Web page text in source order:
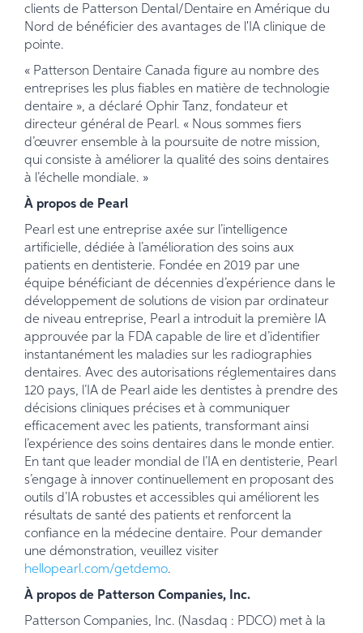
clients de Patterson Dental/Dentaire en Amérique du
Nord de bénéficier des avantages de l'IA clinique de
pointe.
« Patterson Dentaire Canada figure au nombre des
entreprises les plus fiables en matière de technologie
dentaire », a déclaré Ophir Tanz, fondateur et
directeur général de Pearl. « Nous sommes fiers
d’œuvrer ensemble à la poursuite de notre mission,
qui consiste à améliorer la qualité des soins dentaires
à l’échelle mondiale. »
À propos de Pearl
Pearl est une entreprise axée sur l’intelligence
artificielle, dédiée à l’amélioration des soins aux
patients en dentisterie. Fondée en 2019 par une
équipe bénéficiant de décennies d’expérience dans le
développement de solutions de vision par ordinateur
de niveau entreprise, Pearl a introduit la première IA
approuvée par la FDA capable de lire et d’identifier
instantanément les maladies sur les radiographies
dentaires. Avec des autorisations réglementaires dans
120 pays, l’IA de Pearl aide les dentistes à prendre des
décisions cliniques précises et à communiquer
efficacement avec les patients, transformant ainsi
l’expérience des soins dentaires dans le monde entier.
En tant que leader mondial de l’IA en dentisterie, Pearl
s’engage à innover continuellement en proposant des
outils d’IA robustes et accessibles qui améliorent les
résultats de santé des patients et renforcent la
confiance en la médecine dentaire. Pour demander
une démonstration, veuillez visiter
hellopearl.com/getdemo.
À propos de Patterson Companies, Inc.
Patterson Companies, Inc. (Nasdaq : PDCO) met à la